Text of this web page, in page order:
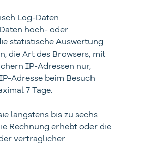
Log-Daten
hoch- oder
statistische Auswertung
die Art des Browsers, mit
IP-Adressen nur,
Adresse beim Besuch
7 Tage.
längstens bis zu sechs
Rechnung erhebt oder die
vertraglicher